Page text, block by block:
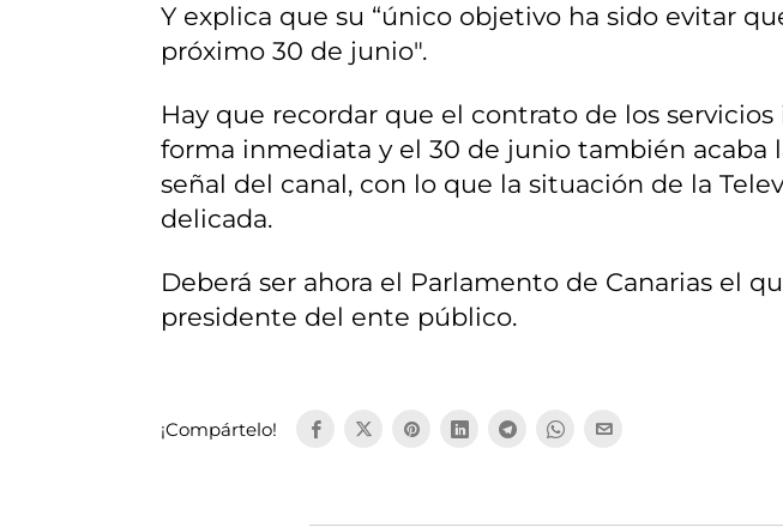
Y explica que su “único objetivo ha sido evitar
próximo 30 de junio".
Hay que recordar que el contrato de los
forma inmediata y el 30 de junio también acaba
señal del canal, con lo que la situación de la
delicada.
Deberá ser ahora el Parlamento de Canarias el
presidente del ente público.
¡Compártelo!